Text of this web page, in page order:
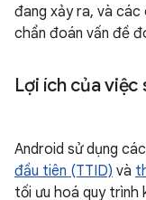
đang xảy ra, và
chẩn đoán vấn đề
Lợi ích của việc
Android sử dụng
đầu tiên (TTID) và
tối ưu hoá quy trình